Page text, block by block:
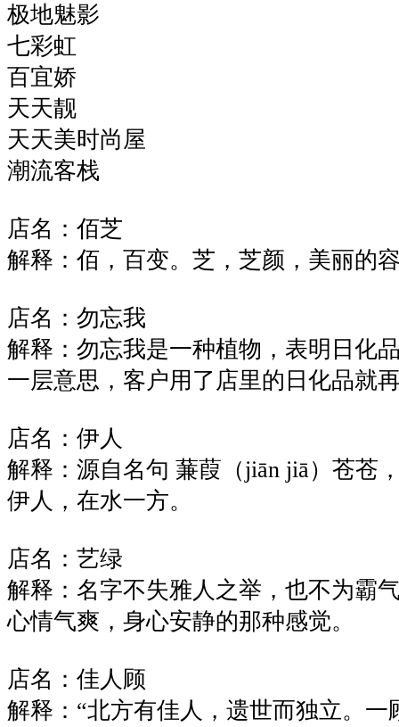
极地魅影
七彩虹
百宜娇
天天靓
天天美时尚屋
潮流客栈
店名：佰芝
解释：佰，百变。芝，芝颜，美丽的
店名：勿忘我
解释：勿忘我是一种植物，表明日化
一层意思，客户用了店里的日化品就
店名：伊人
解释：源自名句 蒹葭（jiān jiā）苍苍
伊人，在水一方。
店名：艺绿
解释：名字不失雅人之举，也不为霸
心情气爽，身心安静的那种感觉。
店名：佳人顾
解释：“北方有佳人，遗世而独立。一